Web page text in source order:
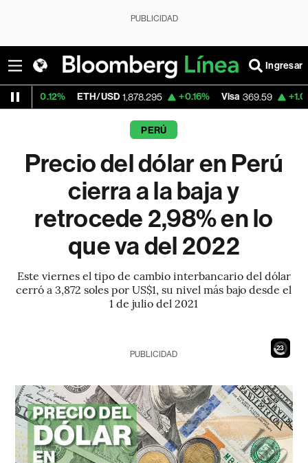
PUBLICIDAD
Ingresar
ETH/USD 1,878.295 +0.16% Visa 369.59 +1.07%
PERÚ
Precio del dólar en Perú
cierra a la baja y
retrocede 2,98% en lo
que va del 2022
Este viernes el tipo de cambio interbancario del dólar
cerró a 3,872 soles por US$1, su nivel más bajo desde el
1 de julio del 2021
21
PUBLICIDAD